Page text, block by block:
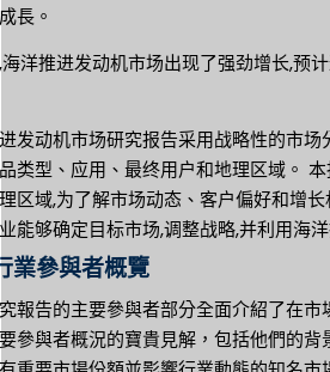
長。
洋推进发动机市场出现了强劲增长,预
发动机市场研究报告采用战略性的市
类型、应用、最终用户和地理区域。
区域,为了解市场动态、客户偏好和增
能够确定目标市场,调整战略,并利用海
業參與者概覽
報告的主要參與者部分全面介紹了在
參與者概況的寶貴見解，包括他們的